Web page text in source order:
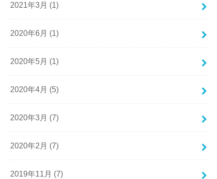
2021年3月 (1)
2020年6月 (1)
2020年5月 (1)
2020年4月 (5)
2020年3月 (7)
2020年2月 (7)
2019年11月 (7)